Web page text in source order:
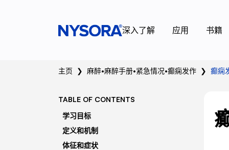
深入了解 应用 书籍
主页 ❯ 麻醉•麻醉手册•紧急情况•癫痫发作 ❯ 癫痫
TABLE OF CONTENTS
学习目标
定义和机制
体征和症状